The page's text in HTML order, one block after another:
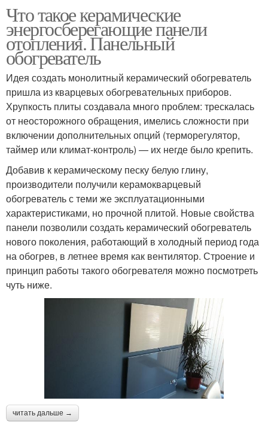
Что такое керамические
энергосберегающие панели
отопления. Панельный
обогреватель
Идея создать монолитный керамический обогреватель
пришла из кварцевых обогревательных приборов.
Хрупкость плиты создавала много проблем: трескалась
от неосторожного обращения, имелись сложности при
включении дополнительных опций (терморегулятор,
таймер или климат-контроль) — их негде было крепить.
Добавив к керамическому песку белую глину,
производители получили керамокварцевый
обогреватель с теми же эксплуатационными
характеристиками, но прочной плитой. Новые свойства
панели позволили создать керамический обогреватель
нового поколения, работающий в холодный период года
на обогрев, в летнее время как вентилятор. Строение и
принцип работы такого обогревателя можно посмотреть
чуть ниже.
читать дальше →